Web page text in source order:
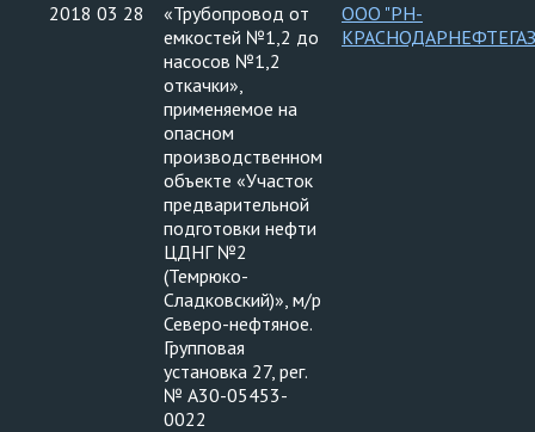
2018 03 28
«Трубопровод от
емкостей №1,2 до
насосов №1,2
откачки»,
применяемое на
опасном
производственном
объекте «Участок
предварительной
подготовки нефти
ЦДНГ №2
(Темрюко-
Сладковский)», м/р
Северо-нефтяное.
Групповая
установка 27, рег.
№ А30-05453-
0022
ООО "РН-